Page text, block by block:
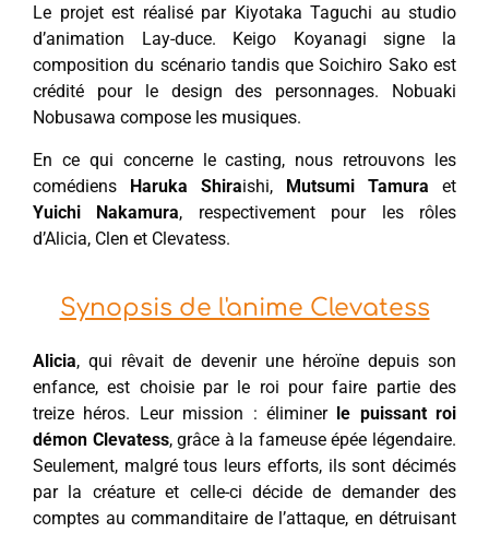
Le projet est réalisé par Kiyotaka Taguchi au studio
d’animation Lay-duce. Keigo Koyanagi signe la
composition du scénario tandis que Soichiro Sako est
crédité pour le design des personnages. Nobuaki
Nobusawa compose les musiques.
En ce qui concerne le casting, nous retrouvons les
comédiens Haruka Shiraishi, Mutsumi Tamura et
Yuichi Nakamura, respectivement pour les rôles
d’Alicia, Clen et Clevatess.
Synopsis de l'anime Clevatess
Alicia, qui rêvait de devenir une héroïne depuis son
enfance, est choisie par le roi pour faire partie des
treize héros. Leur mission : éliminer le puissant roi
démon Clevatess, grâce à la fameuse épée légendaire.
Seulement, malgré tous leurs efforts, ils sont décimés
par la créature et celle-ci décide de demander des
comptes au commanditaire de l’attaque, en détruisant